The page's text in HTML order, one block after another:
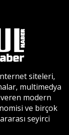
siteleri,
multimedya
modern
ve birçok
seyirci